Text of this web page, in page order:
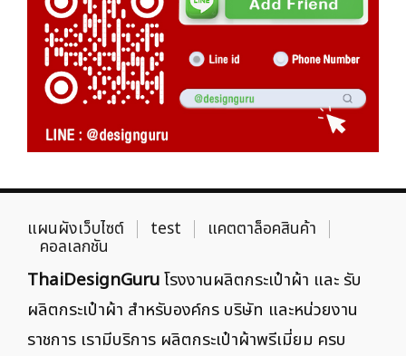
แผนผังเว็บไซต์ test แคตตาล็อคสินค้า
คอลเลกชัน
ThaiDesignGuruโรงงานผลิตกระเป๋าผ้า และ รับ
ผลิตกระเป๋าผ้า สำหรับองค์กร บริษัท และหน่วยงาน
ราชการ เรามีบริการ ผลิตกระเป๋าผ้าพรีเมี่ยม ครบ